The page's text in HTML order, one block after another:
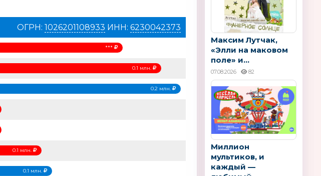
ОГРН: 1026201108933 ИНН: 6230042373
***
0.1 млн.
0.2 млн.
0.1 млн.
0.1 млн.
Максим Лутчак,
«Элли на маковом
поле» и...
07.08.2026 82
Миллион
мультиков, и
каждый —